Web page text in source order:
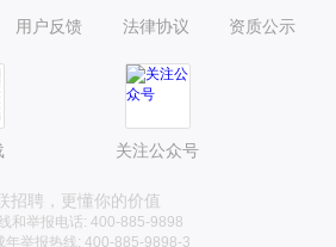
用户反馈 法律协议 资质公示
关注公众号
招聘，更懂你的价值
和举报电话: 400-885-9898
年举报热线: 400-885-9898-3